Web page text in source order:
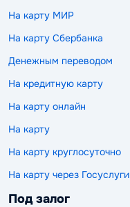
На карту МИР
На карту Сбербанка
Денежным переводом
На кредитную карту
На карту онлайн
На карту
На карту круглосуточно
На карту через Госуслуги
Под залог